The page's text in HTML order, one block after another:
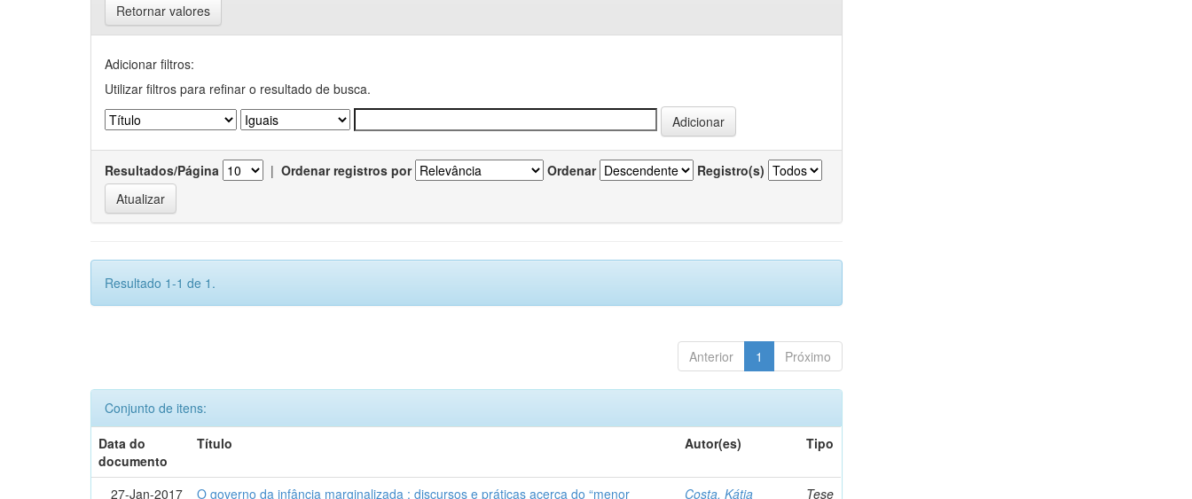
Retornar valores
Adicionar filtros:
Utilizar filtros para refinar o resultado de busca.
Resultados/Página | Ordenar registros por Ordenar Registro(s)
Resultado 1-1 de 1.
Anterior 1 Próximo
Conjunto de itens:
Data do
documento
Título Autor(es) Tipo
27-Jan-2017 O governo da infância marginalizada : discursos e práticas acerca do “menor Costa, Kátia Tese